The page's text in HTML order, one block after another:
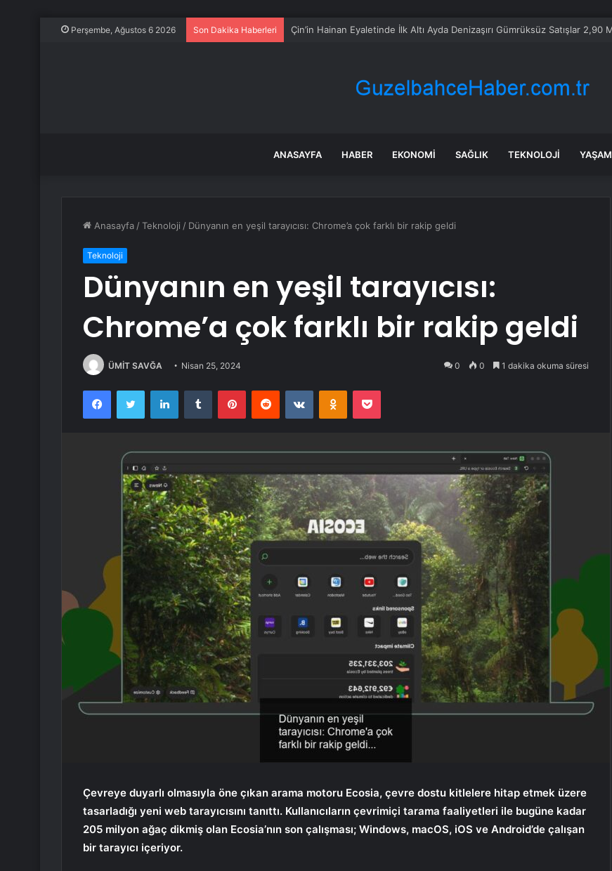
Perşembe, Ağustos 6 2026 Son Dakika Haberleri 24 yaşındaki Reyhan’ı sokak ortasında öldürdüler
ANASAYFA HABER EKONOMI SAĞLIK TEKNOLOJI YAŞAM
Anasayfa /Teknoloji / Dünyanın en yeşil tarayıcısı: Chrome’a çok farklı bir rakip geldi
Teknoloji
Dünyanın en yeşil tarayıcısı:
Chrome’a çok farklı bir rakip geldi
ÜMİT SAVĞA Nisan 25, 2024 0 0 1 dakika okuma süresi
FacebookTwitter LinkedInTumblr PinterestReddit VKontakteOdnoklassniki
Pocket
Çevreye duyarlı olmasıyla öne çıkan arama motoru Ecosia, çevre dostu kitlelere hitap etmek üzere
tasarladığı yeni web tarayıcısını tanıttı. Kullanıcıların çevrimiçi tarama faaliyetleri ile bugüne kadar
205 milyon ağaç dikmiş olan Ecosia’nın son çalışması; Windows, macOS, iOS ve Android’de çalışan
bir tarayıcı içeriyor.